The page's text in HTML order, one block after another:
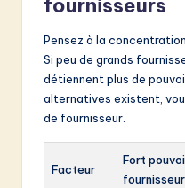
fournisseurs
Pensez à la
Si peu de grands
détiennent plus de
alternatives existent,
de fournisseur.
Facteur
Fort